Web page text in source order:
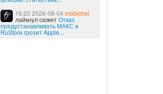
16:20 2026-08-04mobichel
лайкнул сюжетОтказ
предустанавливать МАКС и
RuStore грозит Apple...